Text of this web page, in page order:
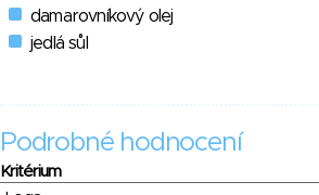
damarovníkový olej
jedlá sůl
Podrobné hodnocení
Kritérium